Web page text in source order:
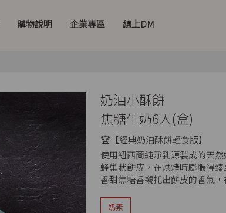
購物說明 企業專區 線上DM
奶油小酥餅
焦糖牛奶6入(盒)
🏆【經典奶油酥餅輕食版】
使用紐西蘭純淨乳源製成的天
蜂巢狀餅皮，在烘烤時膨脹得
香甜焦糖香襯托出餅皮的香氣
奶素